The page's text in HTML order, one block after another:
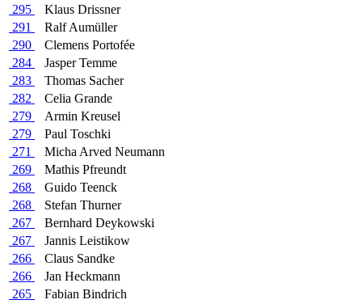
295
Klaus Drissner
291
Ralf Aumüller
290
Clemens Portofée
284
Jasper Temme
283
Thomas Sacher
282
Celia Grande
279
Armin Kreusel
279
Paul Toschki
271
Micha Arved Neumann
269
Mathis Pfreundt
268
Guido Teenck
268
Stefan Thurner
267
Bernhard Deykowski
267
Jannis Leistikow
266
Claus Sandke
266
Jan Heckmann
265
Fabian Bindrich